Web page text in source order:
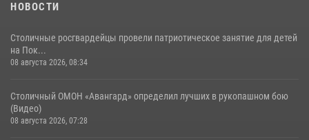
НОВОСТИ
Столичные росгвардейцы провели патриотическое занятие для детей
на Пок...
08 августа 2026, 08:34
Столичный ОМОН «Авангард» определил лучших в рукопашном бою
(Видео)
08 августа 2026, 07:28